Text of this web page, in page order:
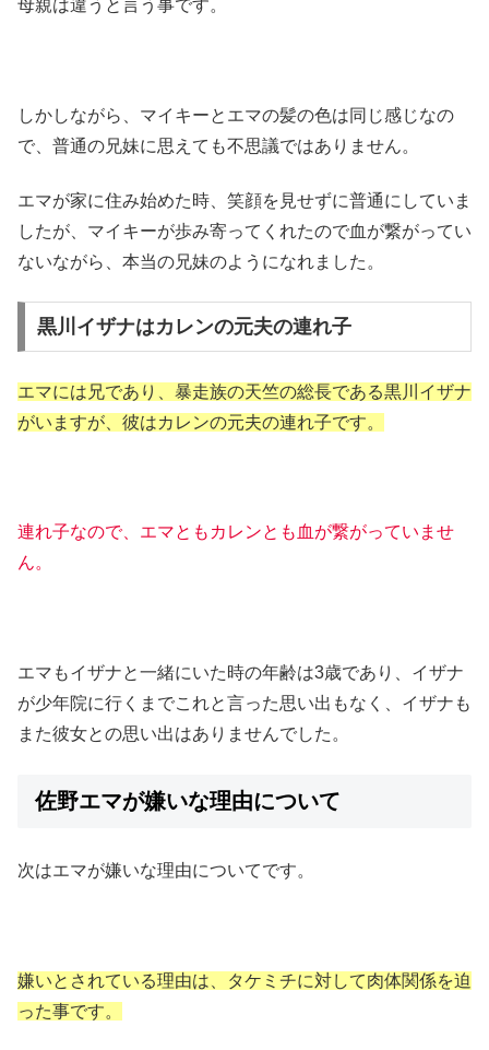
母親は違うと言う事です。
しかしながら、マイキーとエマの髪の色は同じ感じなの
で、普通の兄妹に思えても不思議ではありません。
エマが家に住み始めた時、笑顔を見せずに普通にしていま
したが、マイキーが歩み寄ってくれたので血が繋がってい
ないながら、本当の兄妹のようになれました。
黒川イザナはカレンの元夫の連れ子
エマには兄であり、暴走族の天竺の総長である黒川イザナ
がいますが、彼はカレンの元夫の連れ子です。
連れ子なので、エマともカレンとも血が繋がっていませ
ん。
エマもイザナと一緒にいた時の年齢は3歳であり、イザナ
が少年院に行くまでこれと言った思い出もなく、イザナも
また彼女との思い出はありませんでした。
佐野エマが嫌いな理由について
次はエマが嫌いな理由についてです。
嫌いとされている理由は、タケミチに対して肉体関係を迫
った事です。